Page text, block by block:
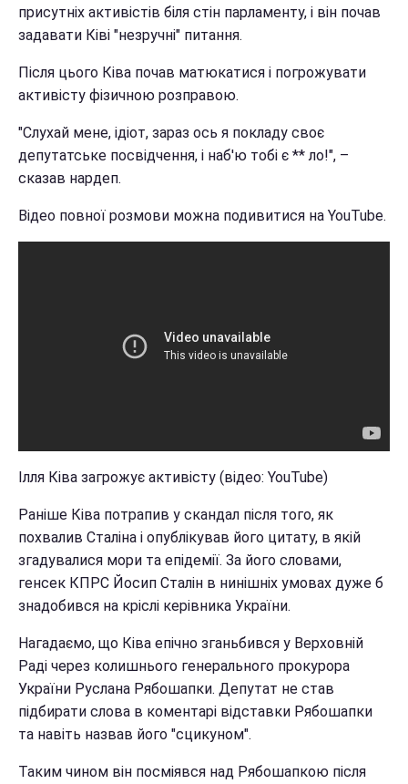
присутніх активістів біля стін парламенту, і він почав
задавати Ківі "незручні" питання.
Після цього Ківа почав матюкатися і погрожувати
активісту фізичною розправою.
"Слухай мене, ідіот, зараз ось я покладу своє
депутатське посвідчення, і наб'ю тобі є ** ло!", –
сказав нардеп.
Відео повної розмови можна подивитися на YouTube.
Ілля Ківа загрожує активісту (відео: YouTube)
Раніше Ківа потрапив у скандал після того, як
похвалив Сталіна і опублікував його цитату, в якій
згадувалися мори та епідемії. За його словами,
генсек КПРС Йосип Сталін в нинішніх умовах дуже б
знадобився на кріслі керівника України.
Нагадаємо, що Ківа епічно зганьбився у Верховній
Раді через колишнього генерального прокурора
України Руслана Рябошапки. Депутат не став
підбирати слова в коментарі відставки Рябошапки
та навіть назвав його "сцикуном".
Таким чином він посміявся над Рябошапкою після